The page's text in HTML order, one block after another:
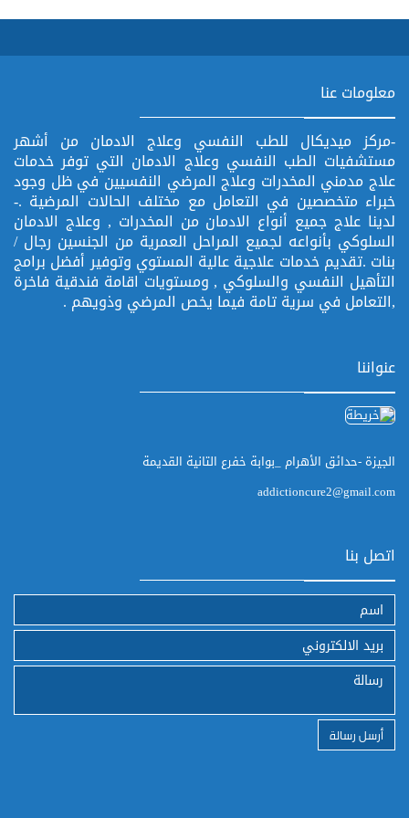
معلومات عنا
-مركز ميديكال للطب النفسي وعلاج الادمان من أشهر
مستشفيات الطب النفسي وعلاج الادمان التي توفر خدمات
علاج مدمني المخدرات وعلاج المرضي النفسيين في ظل وجود
خبراء متخصصين في التعامل مع مختلف الحالات المرضية .-
لدينا علاج جميع أنواع الادمان من المخدرات , وعلاج الادمان
السلوكي بأنواعه لجميع المراحل العمرية من الجنسين رجال /
بنات .تقديم خدمات علاجية عالية المستوي وتوفير أفضل برامج
التأهيل النفسي والسلوكي , ومستويات اقامة فندقية فاخرة
,التعامل في سرية تامة فيما يخص المرضي وذويهم .
عنواننا
الجيزة -حدائق الأهرام _بوابة خفرع التانية القديمة
addictioncure2@gmail.com
اتصل بنا
أرسل رسالة